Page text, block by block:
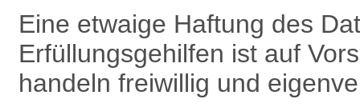
Eine etwaige Haftung des
Erfüllungsgehilfen ist auf
handeln freiwillig und